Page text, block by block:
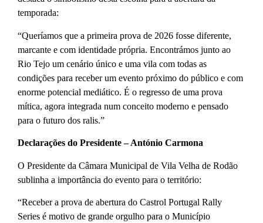
temporada:
“Queríamos que a primeira prova de 2026 fosse diferente,
marcante e com identidade própria. Encontrámos junto ao
Rio Tejo um cenário único e uma vila com todas as
condições para receber um evento próximo do público e com
enorme potencial mediático. É o regresso de uma prova
mítica, agora integrada num conceito moderno e pensado
para o futuro dos ralis.”
Declarações do Presidente – António Carmona
O Presidente da Câmara Municipal de Vila Velha de Rodão
sublinha a importância do evento para o território:
“Receber a prova de abertura do Castrol Portugal Rally
Series é motivo de grande orgulho para o Município